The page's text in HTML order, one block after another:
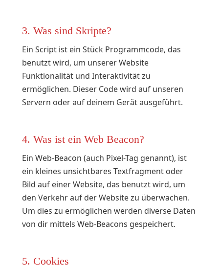
3. Was sind Skripte?
Ein Script ist ein Stück Programmcode, das
benutzt wird, um unserer Website
Funktionalität und Interaktivität zu
ermöglichen. Dieser Code wird auf unseren
Servern oder auf deinem Gerät ausgeführt.
4. Was ist ein Web Beacon?
Ein Web-Beacon (auch Pixel-Tag genannt), ist
ein kleines unsichtbares Textfragment oder
Bild auf einer Website, das benutzt wird, um
den Verkehr auf der Website zu überwachen.
Um dies zu ermöglichen werden diverse Daten
von dir mittels Web-Beacons gespeichert.
5. Cookies